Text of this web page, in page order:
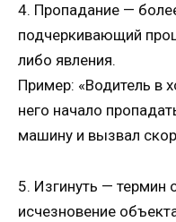
4. Пропадание —
подчеркивающий
либо явления.
Пример: «Водитель в
него начало
машину и вызвал
5. Изгинуть —
исчезновение